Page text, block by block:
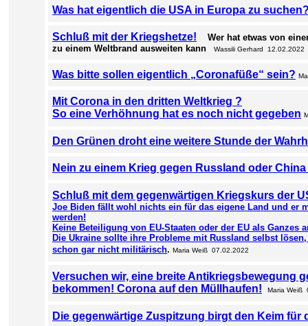
Was hat eigentlich die USA in Europa zu
Schluß mit der Kriegshetze!
Wer hat etwas von
zu einem Weltbrand ausweiten kann
Wassili Gerhard 12.02.2022
Was bitte sollen eigentlich „Coronafüße“ sein?
Mit Corona in den dritten Weltkrieg ?
So eine Verhöhnung hat es noch nicht gegeben
Den Grünen droht eine weitere Stunde der
Nein zu einem Krieg gegen Russland oder
Schluß mit dem gegenwärtigen Kriegskurs der
Joe Biden fällt wohl nichts ein für das eigene Land und er
werden!
Keine Beteiligung von EU-Staaten oder der EU als Ganzes
Die Ukraine sollte ihre Probleme mit Russland selbst
schon gar nicht militärisch. Maria Weiß 07.02.2022
Versuchen wir, eine breite Antikriegsbewegung
bekommen! Corona auf den Müllhaufen!
Maria Weiß
Die gegenwärtige Zuspitzung birgt den Keim für